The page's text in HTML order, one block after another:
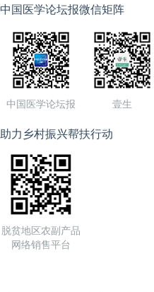
中国医学论坛报微信矩阵
中国医学论坛报 壹生
助力乡村振兴帮扶行动
脱贫地区农副产品
网络销售平台